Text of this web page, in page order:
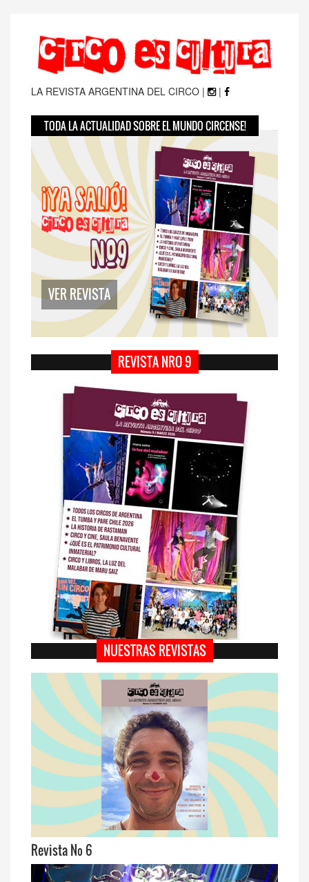
LA REVISTA ARGENTINA DEL CIRCO | |
TODA LA ACTUALIDAD SOBRE EL MUNDO CIRCENSE!
VER REVISTA
REVISTA NRO 9
NUESTRAS REVISTAS
Revista Nº 6